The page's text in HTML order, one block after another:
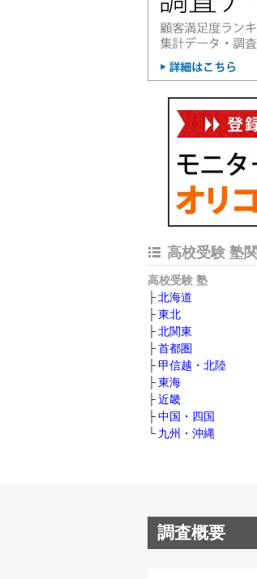
高校受験 塾
高校受験 塾
北海道
東北
北関東
首都圏
甲信越・北陸
東海
近畿
中国・四国
九州・沖縄
調査概要